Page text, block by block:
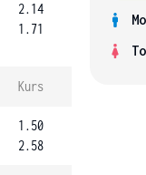
2.14
1.71
Kurs
1.50
2.58